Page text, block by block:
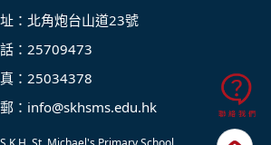
：北角炮台山道23號
：25709473
：25034378
： info@skhsms.edu.hk